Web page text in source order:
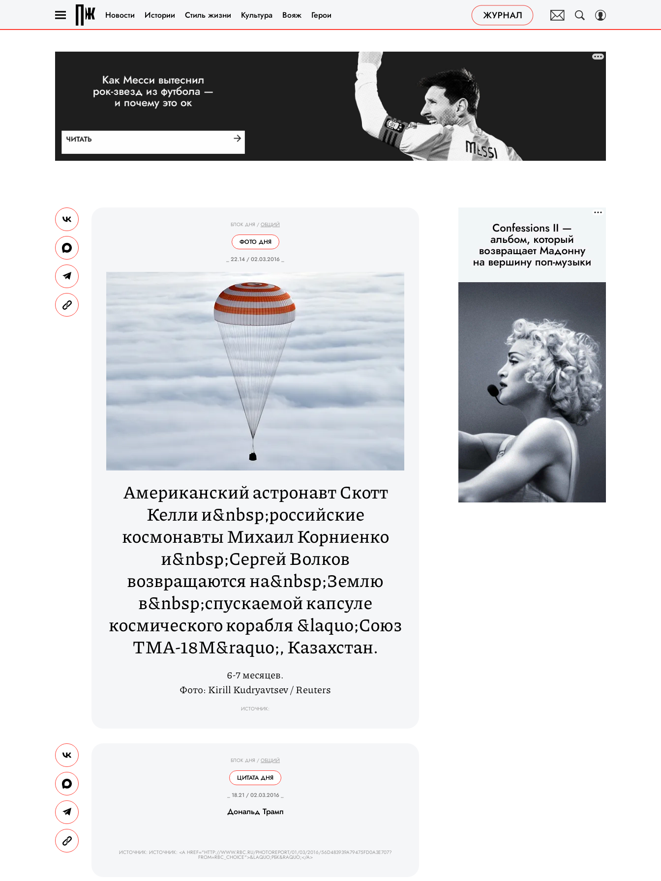
Новости Истории Стиль жизни Культура Вояж Герои
БЛОК ДНЯ / ОБЩИЙ
ФОТО ДНЯ
_ 22.14 / 02.03.2016 _
Американский астронавт Скотт
Келли и&nbsp;российские
космонавты Михаил Корниенко
и&nbsp;Сергей Волков
возвращаются на&nbsp;Землю
в&nbsp;спускаемой капсуле
космического корабля &laquo;Союз
ТМА-18М&raquo;, Казахстан.
6-7 месяцев.
Фото: Kirill Kudryavtsev / Reuters
ИСТОЧНИК:
БЛОК ДНЯ / ОБЩИЙ
ЦИТАТА ДНЯ
_ 18.21 / 02.03.2016 _
Дональд Трамп
ИСТОЧНИК: ИСТОЧНИК: <A HREF="HTTP://WWW.RBC.RU/PHOTOREPORT/01/03/2016/56D483939A79475FD0A3E707?
FROM=RBC_CHOICE">&LAQUO;РБК&RAQUO;</A>